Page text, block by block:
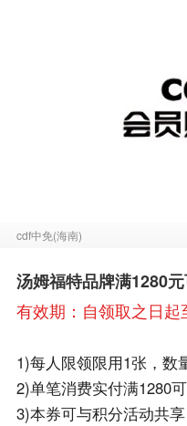
cdf中免(海南)
汤姆福特品牌满1280
有效期：自领取之日
1)每人限领限用1张，数
2)单笔消费实付满1280
3)本券可与积分活动共